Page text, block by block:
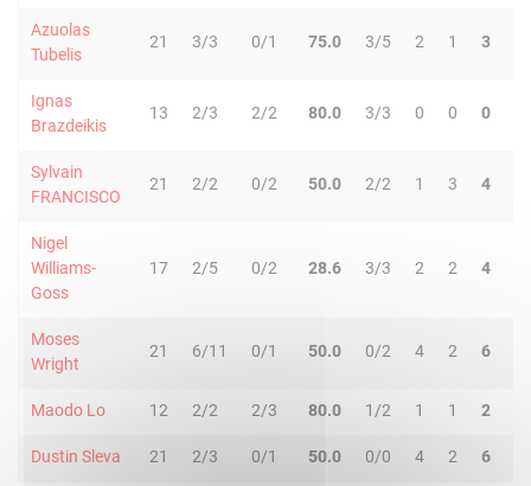
Azuolas
Tubelis
21 3/3 0/1 75.0 3/5 2 1 3
Ignas
Brazdeikis
13 2/3 2/2 80.0 3/3 0 0 0
Sylvain
FRANCISCO
21 2/2 0/2 50.0 2/2 1 3 4
Nigel
Williams-
Goss
17 2/5 0/2 28.6 3/3 2 2 4
Moses
Wright
21 6/11 0/1 50.0 0/2 4 2 6
Maodo Lo 12 2/2 2/3 80.0 1/2 1 1 2
Dustin Sleva 21 2/3 0/1 50.0 0/0 4 2 6